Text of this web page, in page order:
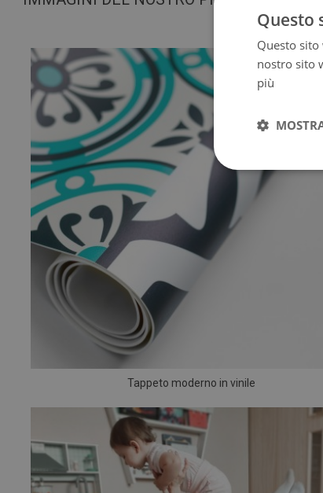
Tappeto moderno in vinile
Questo
Questo
nostro sito
più